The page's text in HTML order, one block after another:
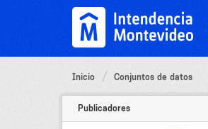
Inicio Conjuntos de datos
Publicadores